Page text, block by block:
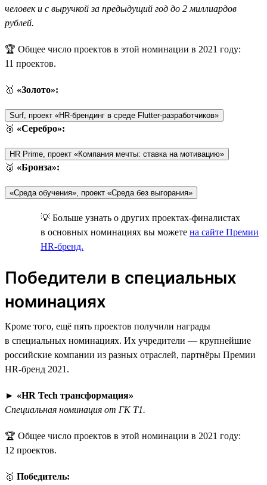
человек и с выручкой за предыдущий год до 2 миллиардов
рублей.
🏆 Общее число проектов в этой номинации в 2021 году:
11 проектов.
🥇 «Золото»:
Surf, проект «HR-брендинг в среде Flutter-разработчиков»
🥈 «Серебро»:
HR Prime, проект «Компания мечты: ставка на мотивацию»
🥉 «Бронза»:
«Среда обучения», проект «Среда без выгорания»
💡 Больше узнать о других проектах-финалистах
в основных номинациях вы можете на сайте Премии
HR-бренд.
Победители в специальных
номинациях
Кроме того, ещё пять проектов получили награды
в специальных номинациях. Их учредители — крупнейшие
российские компании из разных отраслей, партнёры Премии
HR-бренд 2021.
► «HR Tech трансформация»
Специальная номинация от ГК Т1.
🏆 Общее число проектов в этой номинации в 2021 году:
12 проектов.
🥇 Победитель: